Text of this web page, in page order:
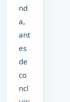
nd
a,
ant
es
de
co
ncl